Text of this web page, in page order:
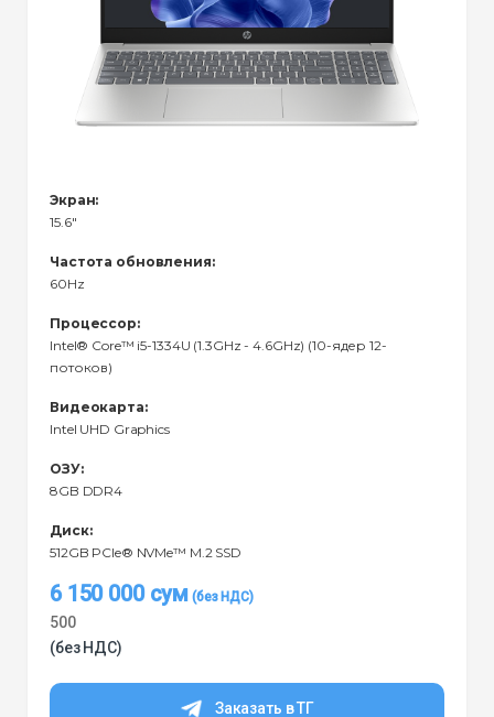
Экран:
15.6"
Частота обновления:
60Hz
Процессор:
Intel® Core™ i5-1334U (1.3GHz - 4.6GHz) (10-ядер 12-
потоков)
Видеокарта:
Intel UHD Graphics
ОЗУ:
8GB DDR4
Диск:
512GB PCIe® NVMe™ M.2 SSD
6 150 000 сум
500
(без НДС)
Заказать в ТГ